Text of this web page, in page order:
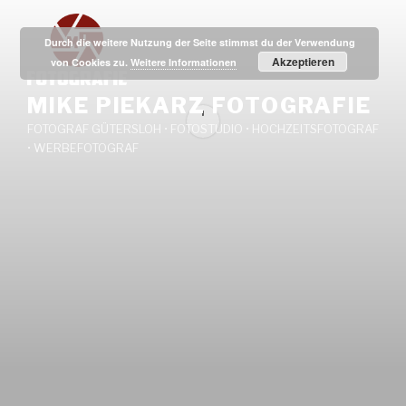
Inhalt
springen
MIKE PIEKARZ FOTOGRAFIE
FOTOGRAF GÜTERSLOH • FOTOSTUDIO • HOCHZEITSFOTOGRAF
• WERBEFOTOGRAF
Durch die weitere Nutzung der Seite stimmst du der Verwendung
von Cookies zu.Weitere Informationen Akzeptieren